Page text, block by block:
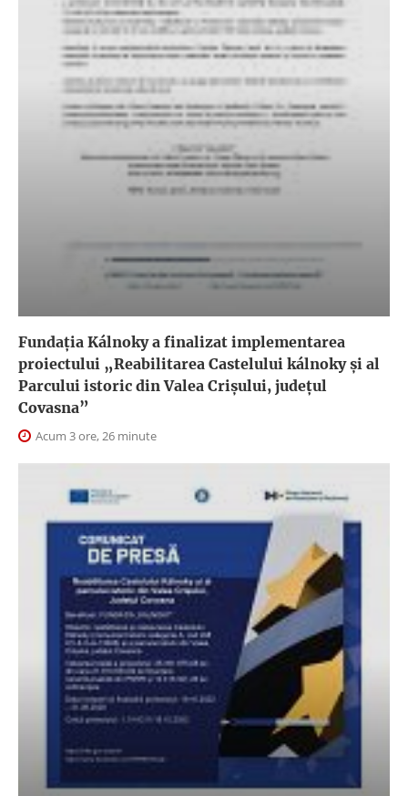
Fundația Kálnoky a finalizat implementarea
proiectului „Reabilitarea Castelului kálnoky și al
Parcului istoric din Valea Crișului, județul
Covasna”
Acum 3 ore, 26 minute